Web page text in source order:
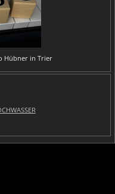
Hübner in Trier